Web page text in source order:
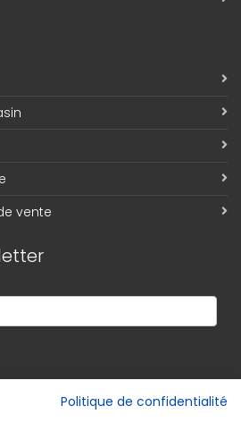
vente
Politique de confidentialité